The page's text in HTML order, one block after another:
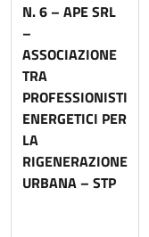
N. 6 – APE SRL
–
ASSOCIAZIONE
TRA
PROFESSIONISTI
ENERGETICI PER
LA
RIGENERAZIONE
URBANA – STP